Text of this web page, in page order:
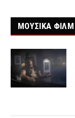
ΜΟΥΣΙΚΑ ΦΙΛΜ